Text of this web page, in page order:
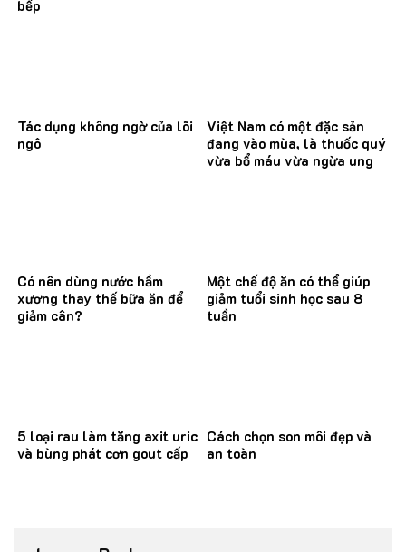
bếp
Tác dụng không ngờ của lõi
ngô
Việt Nam có một đặc sản
đang vào mùa, là thuốc quý
vừa bổ máu vừa ngừa ung
Có nên dùng nước hầm
xương thay thế bữa ăn để
giảm cân?
Một chế độ ăn có thể giúp
giảm tuổi sinh học sau 8
tuần
5 loại rau làm tăng axit uric
và bùng phát cơn gout cấp
Cách chọn son môi đẹp và
an toàn